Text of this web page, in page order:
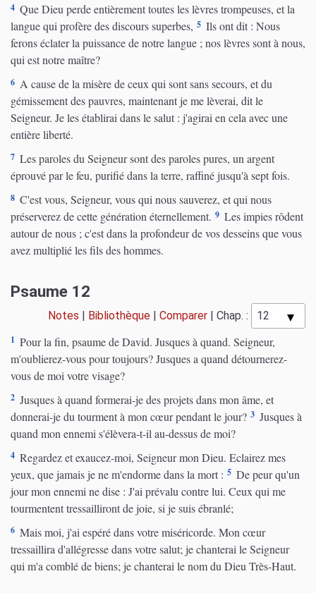
4 Que Dieu perde entièrement toutes les lèvres trompeuses, et la
langue qui profère des discours superbes, 5 Ils ont dit : Nous
ferons éclater la puissance de notre langue ; nos lèvres sont à nous,
qui est notre maître?
6 A cause de la misère de ceux qui sont sans secours, et du
gémissement des pauvres, maintenant je me lèverai, dit le
Seigneur. Je les établirai dans le salut : j'agirai en cela avec une
entière liberté.
7 Les paroles du Seigneur sont des paroles pures, un argent
éprouvé par le feu, purifié dans la terre, raffiné jusqu'à sept fois.
8 C'est vous, Seigneur, vous qui nous sauverez, et qui nous
préserverez de cette génération éternellement. 9 Les impies rôdent
autour de nous ; c'est dans la profondeur de vos desseins que vous
avez multiplié les fils des hommes.
Psaume 12
Notes | Bibliothèque | Comparer | Chap. :
1 Pour la fin, psaume de David. Jusques à quand. Seigneur,
m'oublierez-vous pour toujours? Jusques a quand détournerez-
vous de moi votre visage?
2 Jusques à quand formerai-je des projets dans mon âme, et
donnerai-je du tourment à mon cœur pendant le jour? 3 Jusques à
quand mon ennemi s'élèvera-t-il au-dessus de moi?
4 Regardez et exaucez-moi, Seigneur mon Dieu. Eclairez mes
yeux, que jamais je ne m'endorme dans la mort : 5 De peur qu'un
jour mon ennemi ne dise : J'ai prévalu contre lui. Ceux qui me
tourmentent tressailliront de joie, si je suis ébranlé;
6 Mais moi, j'ai espéré dans votre miséricorde. Mon cœur
tressaillira d'allégresse dans votre salut; je chanterai le Seigneur
qui m'a comblé de biens; je chanterai le nom du Dieu Très-Haut.